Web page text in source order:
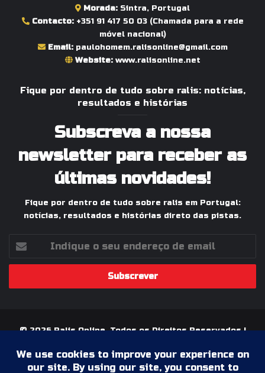
Morada: Sintra, Portugal
Contacto: +351 91 417 50 03(Chamada para a rede
móvel nacional)
Email: paulohomem.ralisonline@gmail.com
Website: www.ralisonline.net
Fique por dentro de tudo sobre ralis: notícias,
resultados e histórias
Subscreva a nossa
newsletter para receber as
últimas novidades!
Fique por dentro de tudo sobre ralis em Portugal:
notícias, resultados e histórias direto das pistas.
seu
de
© 2026 Ralis Online, Todos os Direitos Reservados |
Paixão pelos Ralis em Portugal
Termos & Condições
Política de Privacidade